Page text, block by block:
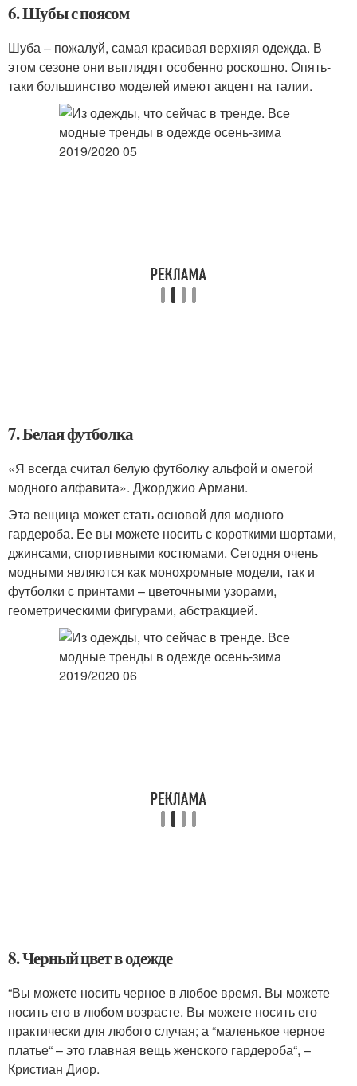
6. Шубы с поясом
Шуба – пожалуй, самая красивая верхняя одежда. В
этом сезоне они выглядят особенно роскошно. Опять-
таки большинство моделей имеют акцент на талии.
7. Белая футболка
«Я всегда считал белую футболку альфой и омегой
модного алфавита». Джорджио Армани.
Эта вещица может стать основой для модного
гардероба. Ее вы можете носить с короткими шортами,
джинсами, спортивными костюмами. Сегодня очень
модными являются как монохромные модели, так и
футболки с принтами – цветочными узорами,
геометрическими фигурами, абстракцией.
8. Черный цвет в одежде
“Вы можете носить черное в любое время. Вы можете
носить его в любом возрасте. Вы можете носить его
практически для любого случая; а “маленькое черное
платье“ – это главная вещь женского гардероба“, –
Кристиан Диор.